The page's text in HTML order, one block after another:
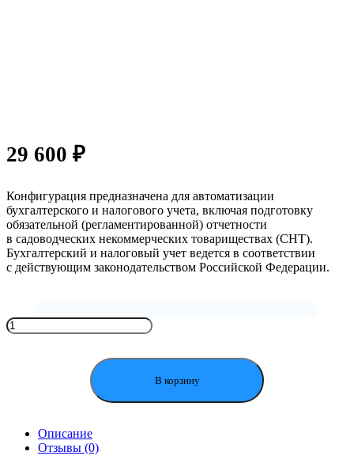
29 600 ₽
Конфигурация предназначена для автоматизации
бухгалтерского и налогового учета, включая подготовку
обязательной (регламентированной) отчетности
в садоводческих некоммерческих товариществах (СНТ).
Бухгалтерский и налоговый учет ведется в соответствии
с действующим законодательством Российской Федерации.
Количество
товара
В корзину
Описание
Отзывы (0)